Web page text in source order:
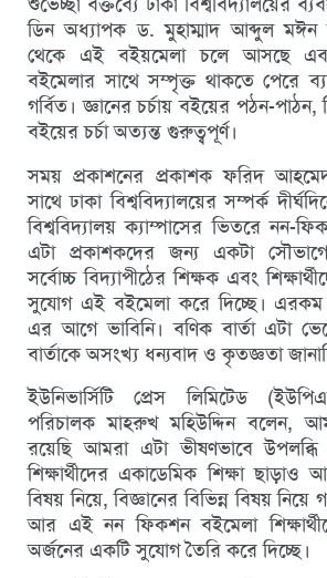
ডিন অধ্যাপক ড. মুহাম্মাদ আব্দুল
থেকে এই বইয়মেলা চলে আসছে
বইমেলার সাথে সম্পৃক্ত থাকতে পেরে
গর্বিত। জ্ঞানের চর্চায় বইয়ের পঠন-
বইয়ের চর্চা অত্যন্ত গুরুত্বপূর্ণ।
সময় প্রকাশনের প্রকাশক ফরিদ
সাথে ঢাকা বিশ্ববিদ্যালয়ের সম্পর্ক
বিশ্ববিদ্যালয় ক্যাম্পাসের ভিতরে নন-
এটা প্রকাশকদের জন্য একটা
সর্বোচ্চ বিদ্যাপীঠের শিক্ষক এবং
সুযোগ এই বইমেলা করে দিচ্ছে।
এর আগে ভাবিনি। বণিক বার্তা এটা
বার্তাকে অসংখ্য ধন্যবাদ ও কৃতজ্ঞতা
ইউনিভার্সিটি প্রেস লিমিটেড
পরিচালক মাহরুখ মহিউদ্দিন বলেন,
রয়েছি আমরা এটা ভীষণভাবে
শিক্ষার্থীদের একাডেমিক শিক্ষা ছাড়াও
বিষয় নিয়ে, বিজ্ঞানের বিভিন্ন বিষয়
আর এই নন ফিকশন বইমেলা
অর্জনের একটি সুযোগ তৈরি করে দিচ্ছে।